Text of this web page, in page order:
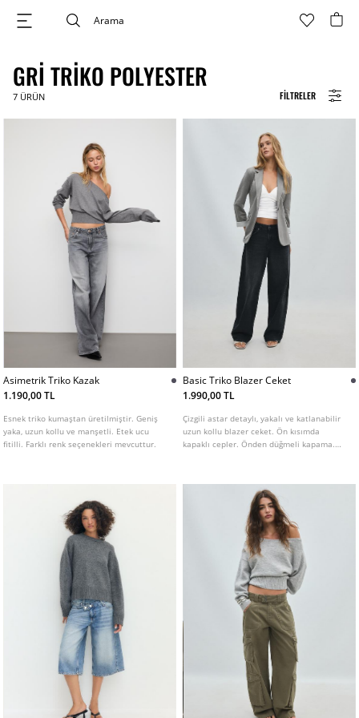
FILTRELER
GRI TRIKO POLYESTER
7 ÜRÜN
Asimetrik Triko Kazak
1.190,00 TL
Esnek triko kumaştan üretilmiştir. Geniş
yaka, uzun kollu ve manşetli. Etek ucu
fitilli. Farklı renk seçenekleri mevcuttur.
Basic Triko Blazer Ceket
1.990,00 TL
Çizgili astar detaylı, yakalı ve katlanabilir
uzun kollu blazer ceket. Ön kısımda
kapaklı cepler. Önden düğmeli kapama.